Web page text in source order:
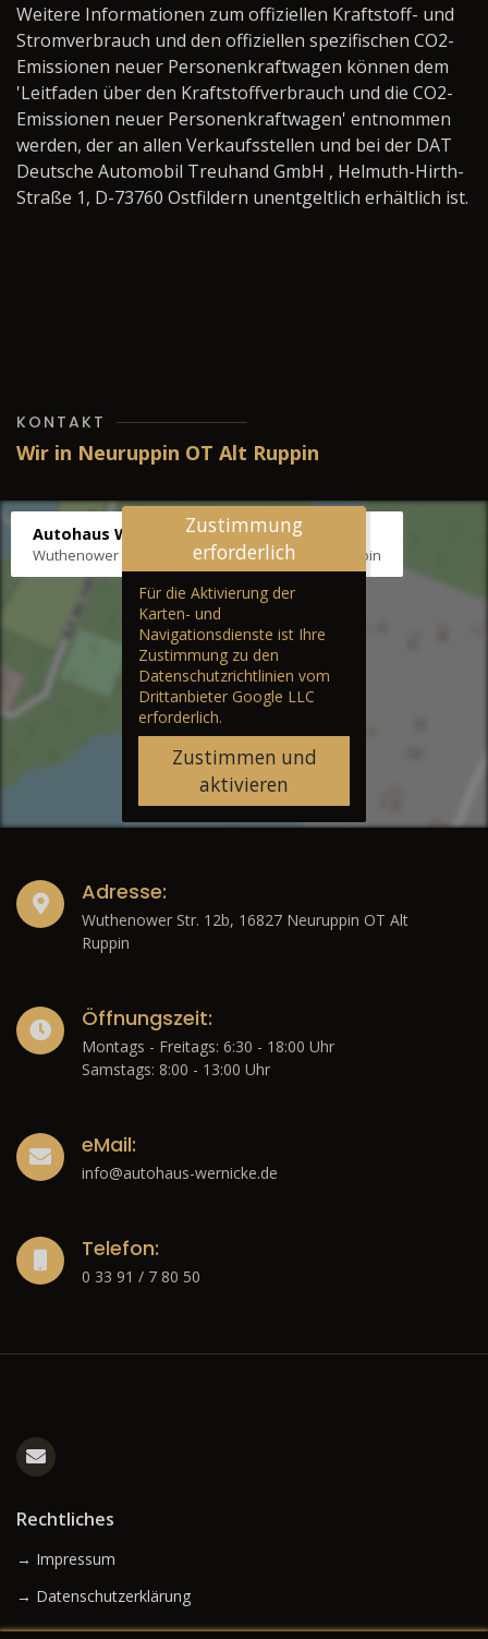
Weitere Informationen zum offiziellen Kraftstoff- und
Stromverbrauch und den offiziellen spezifischen CO2-
Emissionen neuer Personenkraftwagen können dem
'Leitfaden über den Kraftstoffverbrauch und die CO2-
Emissionen neuer Personenkraftwagen' entnommen
werden, der an allen Verkaufsstellen und bei der DAT
Deutsche Automobil Treuhand GmbH , Helmuth-Hirth-
Straße 1, D-73760 Ostfildern unentgeltlich erhältlich ist.
KONTAKT
Wir in Neuruppin OT Alt Ruppin
Autohaus Wernicke
Wuthenower Str. 12b, 16827 Neuruppin OT Alt Ruppin
Zustimmung
erforderlich
Für die Aktivierung der
Karten- und
Navigationsdienste ist Ihre
Zustimmung zu den
Datenschutzrichtlinien vom
Drittanbieter Google LLC
erforderlich.
Zustimmen und
aktivieren
Adresse:
Wuthenower Str. 12b, 16827 Neuruppin OT Alt
Ruppin
Öffnungszeit:
Montags - Freitags: 6:30 - 18:00 Uhr
Samstags: 8:00 - 13:00 Uhr
eMail:
info@autohaus-wernicke.de
Telefon:
0 33 91 / 7 80 50
Rechtliches
→ Impressum
→ Datenschutzerklärung